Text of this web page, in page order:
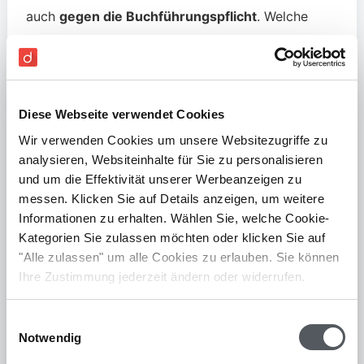
Diese Webseite verwendet Cookies
Wir verwenden Cookies um unsere Websitezugriffe zu
analysieren, Websiteinhalte für Sie zu personalisieren
und um die Effektivität unserer Werbeanzeigen zu
messen. Klicken Sie auf Details anzeigen, um weitere
Informationen zu erhalten. Wählen Sie, welche Cookie-
Kategorien Sie zulassen möchten oder klicken Sie auf
"Alle zulassen" um alle Cookies zu erlauben. Sie können
Ihre Zustimmung jederzeit ändern oder widerrufen.
Notwendig
auch gegen die Buchführungspflicht. Welche
Verhalten resultieren? Unter anderem beruft sich
dieAbgabenordnung. Dort sind auch die
verschiedenen Pflichten verankert.
Das Finanzamt geht bei einem Verstoß meist wie
folgt vor:
Im ersten Schritt werden die
Vermögensgegenstände, also Gewinn &
Umsatz, mithilfe eines
tritt dann ein, wenn die